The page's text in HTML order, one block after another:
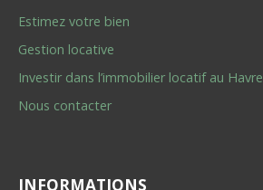
Estimez votre bien
Gestion locative
Investir dans l’immobilier locatif au Havre
Nous contacter
INFORMATIONS